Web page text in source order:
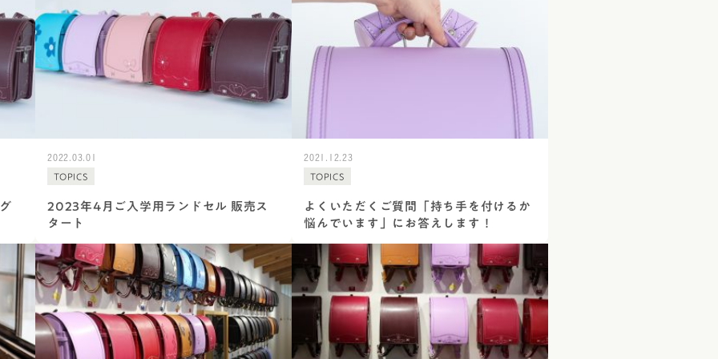
ロー
ボリー
ル・ブラウン
タリック
ー
ー
ラー
トゥインクル・ハート
フィオーレ・コスモス
フィオーレ・ブロッサム
オールコードバン 夢こうろ
染
アウトレット 美しさを生む伝統技法「コバ塗り」
6年間使える丈夫なつくり
使いやすさ
安全・安心機能
デザイン
2022.03.01
TOPICS
2023年4月ご入学用ランドセル 販売ス
タート
2021.12.23
TOPICS
よくいただくご質問「持ち手を付けるか
悩んでいます」にお答えします！